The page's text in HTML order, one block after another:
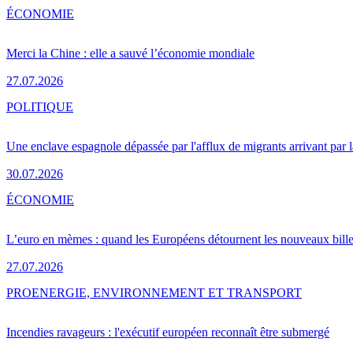
Merci la Chine : elle a sauvé l’économie mondiale
27.07.2026
ÉCONOMIE
Une enclave espagnole dépassée par l'afflux de migrants arrivant par
30.07.2026
POLITIQUE
L’euro en mèmes : quand les Européens détournent les nouveaux
27.07.2026
ÉCONOMIE
Incendies ravageurs : l'exécutif européen reconnaît être submergé
PROENERGIE, ENVIRONNEMENT ET TRANSPORT